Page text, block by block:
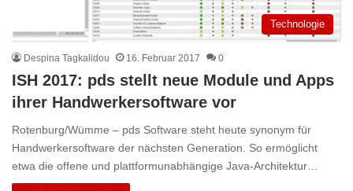
Technologie
Despina Tagkalidou 16. Februar 2017 0
ISH 2017: pds stellt neue Module und Apps
ihrer Handwerkersoftware vor
Rotenburg/Wümme – pds Software steht heute synonym für
Handwerkersoftware der nächsten Generation. So ermöglicht
etwa die offene und plattformunabhängige Java-Architektur…